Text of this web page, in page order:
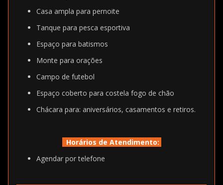
Casa ampla para pernoite
Tanque para pesca esportiva
Espaço para batismos
Monte para orações
Campo de futebol
Espaço coberto para costela fogo de chão
Chácara para: aniversários, casamentos e retiros.
Horários de Atendimento:
Agendar por telefone